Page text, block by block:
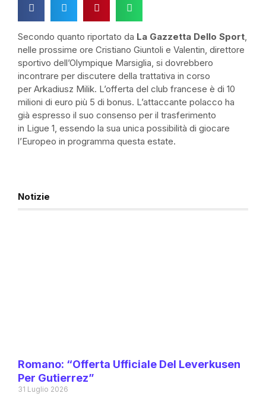
Secondo quanto riportato da La Gazzetta Dello Sport,
nelle prossime ore Cristiano Giuntoli e Valentin, direttore
sportivo dell’Olympique Marsiglia, si dovrebbero
incontrare per discutere della trattativa in corso
per Arkadiusz Milik. L’offerta del club francese è di 10
milioni di euro più 5 di bonus. L’attaccante polacco ha
già espresso il suo consenso per il trasferimento
in Ligue 1, essendo la sua unica possibilità di giocare
l’Europeo in programma questa estate.
Notizie
Romano: “Offerta Ufficiale Del Leverkusen
Per Gutierrez”
31 Luglio 2026